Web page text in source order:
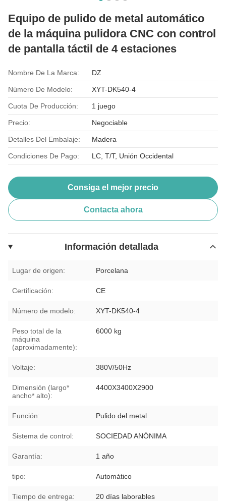
Equipo de pulido de metal automático
de la máquina pulidora CNC con control
de pantalla táctil de 4 estaciones
Nombre De La Marca: DZ
Número De Modelo: XYT-DK540-4
Cuota De Producción: 1 juego
Precio: Negociable
Detalles Del Embalaje: Madera
Condiciones De Pago: LC, T/T, Unión Occidental
Consiga el mejor precio
Contacta ahora
Información detallada
Lugar de origen: Porcelana
Certificación: CE
Número de modelo: XYT-DK540-4
Peso total de la
máquina
(aproximadamente):
6000 kg
Voltaje: 380V/50Hz
Dimensión (largo*
ancho* alto):
4400X3400X2900
Función: Pulido del metal
Sistema de control: SOCIEDAD ANÓNIMA
Garantía: 1 año
tipo: Automático
Tiempo de entrega: 20 días laborables